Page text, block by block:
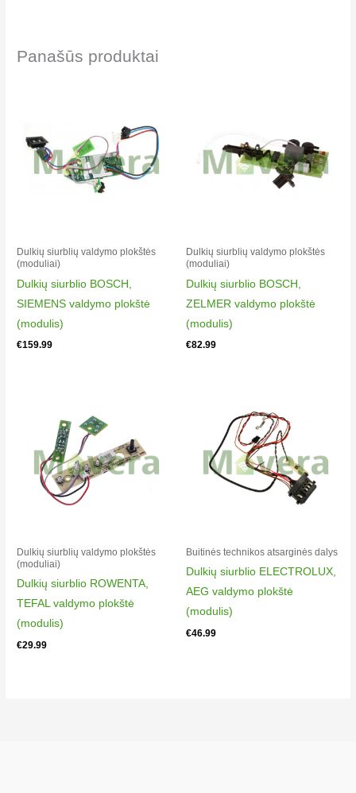
Panašūs produktai
Dulkių siurblių valdymo plokštės
(moduliai)
Dulkių siurblio BOSCH,
SIEMENS valdymo plokštė
(modulis)
€159.99
Dulkių siurblių valdymo plokštės
(moduliai)
Dulkių siurblio BOSCH,
ZELMER valdymo plokštė
(modulis)
€82.99
Dulkių siurblių valdymo plokštės
(moduliai)
Dulkių siurblio ROWENTA,
TEFAL valdymo plokštė
(modulis)
€29.99
Buitinės technikos atsarginės dalys
Dulkių siurblio ELECTROLUX,
AEG valdymo plokštė
(modulis)
€46.99